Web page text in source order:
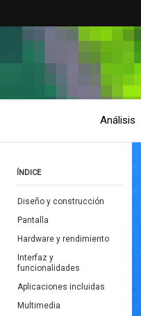
Análisis
ÍNDICE
Diseño y construcción
Pantalla
Hardware y rendimiento
Interfaz y
funcionalidades
Aplicaciones incluidas
Multimedia